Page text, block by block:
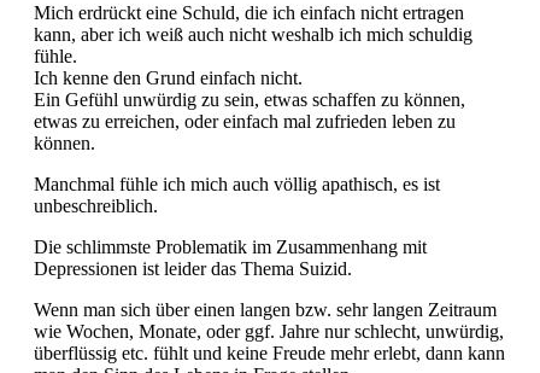
Mich erdrückt eine Schuld, die ich einfach nicht ertragen
kann, aber ich weiß auch nicht weshalb ich mich schuldig
fühle.
Ich kenne den Grund einfach nicht.
Ein Gefühl unwürdig zu sein, etwas schaffen zu können,
etwas zu erreichen, oder einfach mal zufrieden leben zu
können.
Manchmal fühle ich mich auch völlig apathisch, es ist
unbeschreiblich.
Die schlimmste Problematik im Zusammenhang mit
Depressionen ist leider das Thema Suizid.
Wenn man sich über einen langen bzw. sehr langen Zeitraum
wie Wochen, Monate, oder ggf. Jahre nur schlecht, unwürdig,
überflüssig etc. fühlt und keine Freude mehr erlebt, dann kann